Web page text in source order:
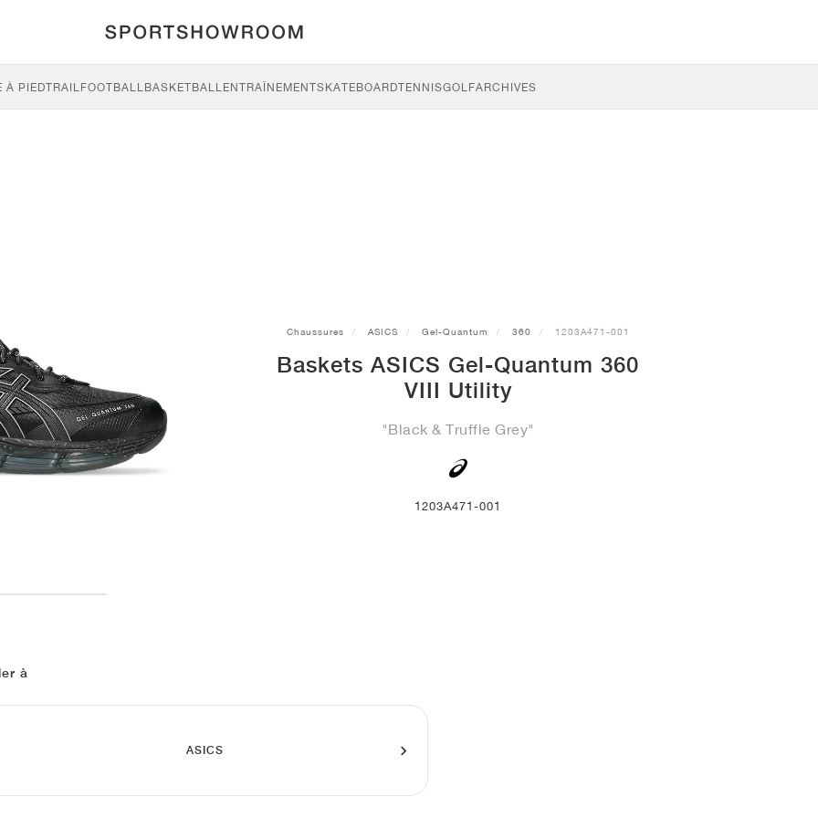
À PIEDTRAILFOOTBALLBASKETBALLENTRAÎNEMENTSKATEBOARDTENNISGOLFARCHIVES
Chaussures ASICS Gel-Quantum 360 1203A471-001
Baskets ASICS Gel-Quantum 360
VIII Utility
"Black & Truffle Grey"
1203A471-001
à
ASICS